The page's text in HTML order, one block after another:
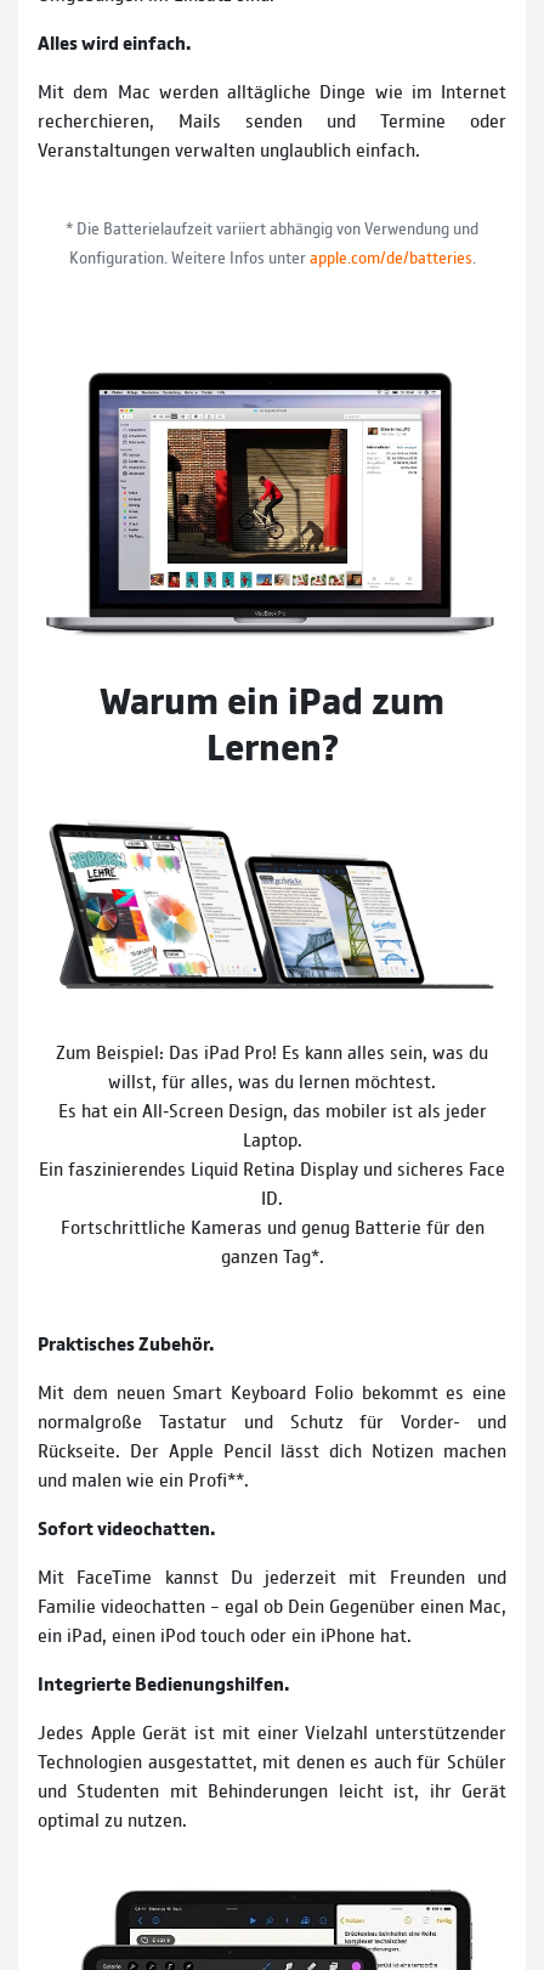
Alles wird einfach.
Mit dem Mac werden alltägliche Dinge wie im Internet
recherchieren, Mails senden und Termine oder
Veranstaltungen verwalten unglaublich einfach.
* Die Batterielaufzeit variiert abhängig von Verwendung und
Konfiguration. Weitere Infos unterapple.com/de/batteries
Warum ein iPad zum
Lernen?
Zum Beispiel: Das iPad Pro! Es kann alles sein, was du
willst, für alles, was du lernen möchtest.
Es hat ein All‐Screen Design, das mobiler ist als jeder
Laptop.
Ein faszinierendes Liquid Retina Display und sicheres Face
ID.
Fortschrittliche Kameras und genug Batterie für den
ganzen Tag*.
Praktisches Zubehör.
Mit dem neuen Smart Keyboard Folio bekommt es eine
normalgroße Tastatur und Schutz für Vorder- und
Rückseite. Der Apple Pencil lässt dich Notizen machen
und malen wie ein Profi**.
Sofort videochatten.
Mit FaceTime kannst Du jederzeit mit Freunden und
Familie videochatten – egal ob Dein Gegenüber einen Mac,
ein iPad, einen iPod touch oder ein iPhone hat.
Integrierte Bedienungshilfen.
Jedes Apple Gerät ist mit einer Vielzahl unterstützender
Technologien ausgestattet, mit denen es auch für Schüler
und Studenten mit Behinderungen leicht ist, ihr Gerät
optimal zu nutzen.